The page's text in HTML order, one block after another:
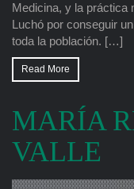
Medicina, y la práctica
Luchó por conseguir
toda la población. […]
Read More
MARÍA
VALLE